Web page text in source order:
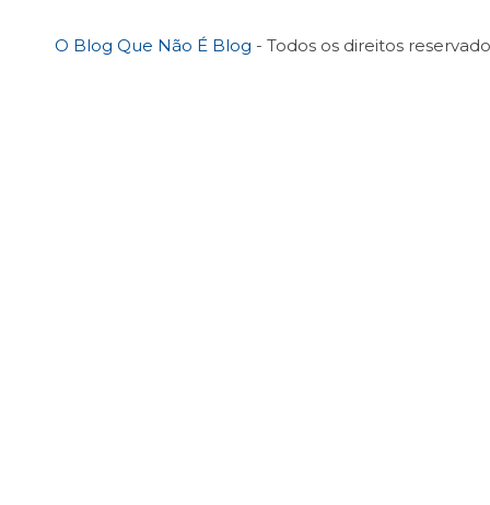
O Blog Que Não É Blog - Todos os direitos